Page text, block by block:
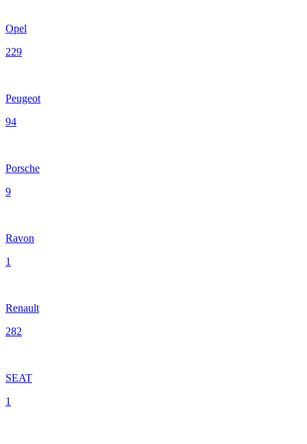
Opel
229
Peugeot
94
Porsche
9
Ravon
1
Renault
282
SEAT
1